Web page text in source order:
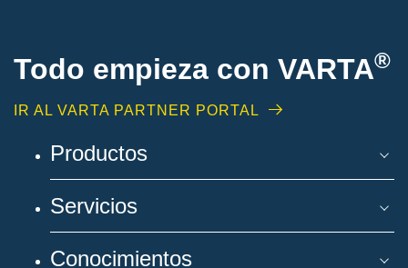
Todo empieza con VARTA®
IR AL VARTA PARTNER PORTAL
Productos
Servicios
Conocimientos